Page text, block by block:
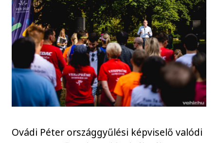
Ovádi Péter országgyűlési képviselő valódi